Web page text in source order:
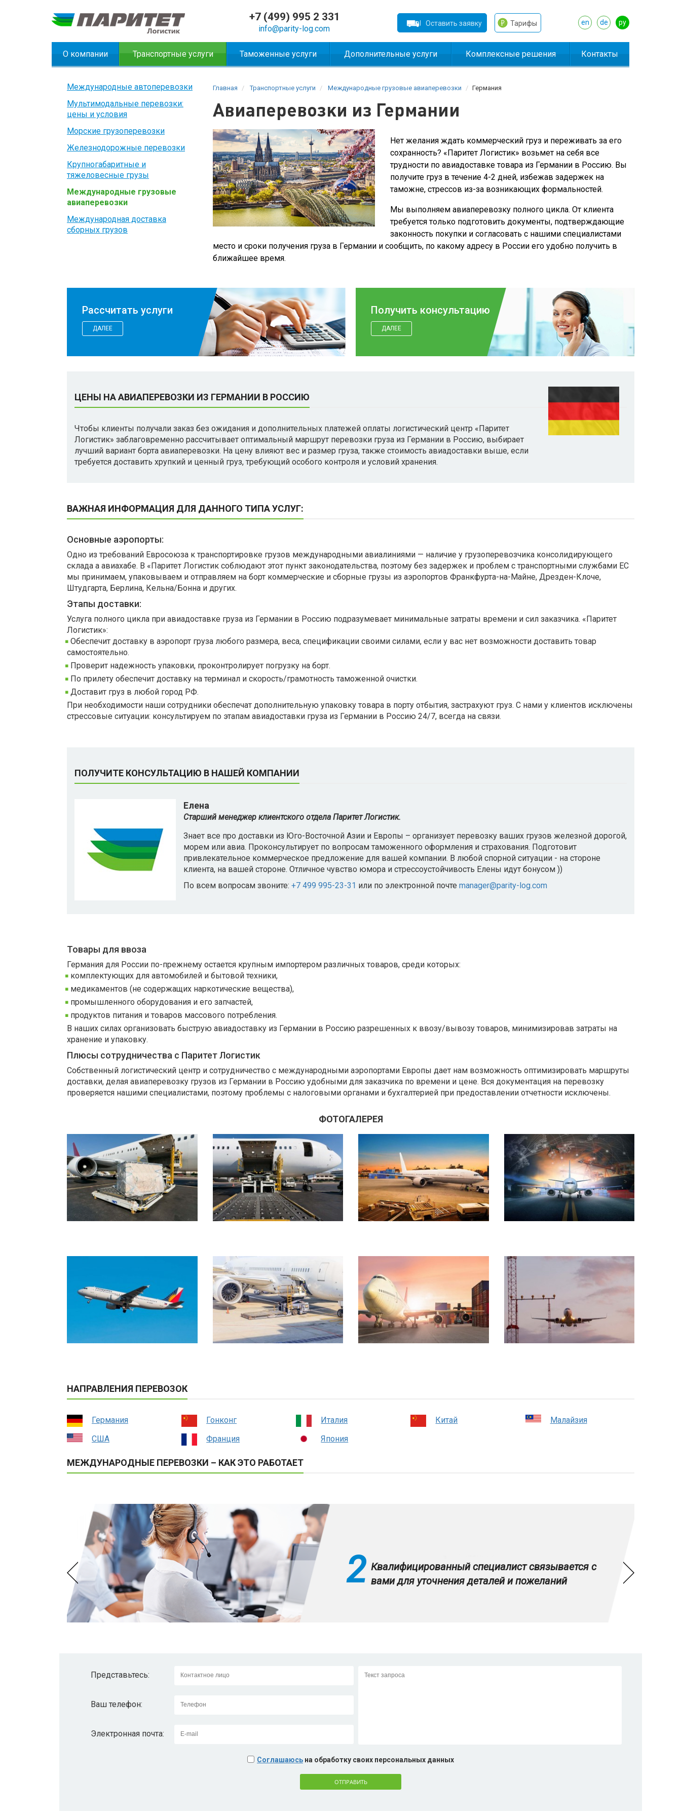
+7 (499) 995 2 331
info@parity-log.com
Оставить заявку Тарифы en de ру
О компании Транспортные услуги Таможенные услуги Дополнительные услуги Комплексные решения Контакты
Международные автоперевозки
Мультимодальные перевозки:
цены и условия
Морские грузоперевозки
Железнодорожные перевозки
Крупногабаритные и
тяжеловесные грузы
Международные грузовые
авиаперевозки
Международная доставка
сборных грузов
Главная Транспортные услуги Международные грузовые авиаперевозки Германия
Авиаперевозки из Германии
Нет желания ждать коммерческий груз и переживать за его
сохранность? «Паритет Логистик» возьмет на себя все
трудности по авиадоставке товара из Германии в Россию. Вы
получите груз в течение 4-2 дней, избежав задержек на
таможне, стрессов из-за возникающих формальностей.
Мы выполняем авиаперевозку полного цикла. От клиента
требуется только подготовить документы, подтверждающие
законность покупки и согласовать с нашими специалистами
место и сроки получения груза в Германии и сообщить, по какому адресу в России его удобно получить в
ближайшее время.
Рассчитать услуги
ДАЛЕЕ
Получить консультацию
ДАЛЕЕ
ЦЕНЫ НА АВИАПЕРЕВОЗКИ ИЗ ГЕРМАНИИ В РОССИЮ
Чтобы клиенты получали заказ без ожидания и дополнительных платежей оплаты логистический центр «Паритет
Логистик» заблаговременно рассчитывает оптимальный маршрут перевозки груза из Германии в Россию, выбирает
лучший вариант борта авиаперевозки. На цену влияют вес и размер груза, также стоимость авиадоставки выше, если
требуется доставить хрупкий и ценный груз, требующий особого контроля и условий хранения.
ВАЖНАЯ ИНФОРМАЦИЯ ДЛЯ ДАННОГО ТИПА УСЛУГ:
Основные аэропорты:
Одно из требований Евросоюза к транспортировке грузов международными авиалиниями — наличие у грузоперевозчика консолидирующего
склада а авиахабе. В «Паритет Логистик соблюдают этот пункт законодательства, поэтому без задержек и проблем с транспортными службами ЕС
мы принимаем, упаковываем и отправляем на борт коммерческие и сборные грузы из аэропортов Франкфурта-на-Майне, Дрезден-Клоче,
Штудгарта, Берлина, Кельна/Бонна и других.
Этапы доставки:
Услуга полного цикла при авиадоставке груза из Германии в Россию подразумевает минимальные затраты времени и сил заказчика. «Паритет
Логистик»:
Обеспечит доставку в аэропорт груза любого размера, веса, спецификации своими силами, если у вас нет возможности доставить товар
самостоятельно.
Проверит надежность упаковки, проконтролирует погрузку на борт.
По прилету обеспечит доставку на терминал и скорость/грамотность таможенной очистки.
Доставит груз в любой город РФ.
При необходимости наши сотрудники обеспечат дополнительную упаковку товара в порту отбытия, застрахуют груз. С нами у клиентов исключены
стрессовые ситуации: консультируем по этапам авиадоставки груза из Германии в Россию 24/7, всегда на связи.
ПОЛУЧИТЕ КОНСУЛЬТАЦИЮ В НАШЕЙ КОМПАНИИ
Елена
Старший менеджер клиентского отдела Паритет Логистик.
Знает все про доставки из Юго-Восточной Азии и Европы – организует перевозку ваших грузов железной дорогой,
морем или авиа. Проконсультирует по вопросам таможенного оформления и страхования. Подготовит
привлекательное коммерческое предложение для вашей компании. В любой спорной ситуации - на стороне
клиента, на вашей стороне. Отличное чувство юмора и стрессоустойчивость Елены идут бонусом ))
По всем вопросам звоните: +7 499 995-23-31 или по электронной почте manager@parity-log.com
Товары для ввоза
Германия для России по-прежнему остается крупным импортером различных товаров, среди которых:
комплектующих для автомобилей и бытовой техники,
медикаментов (не содержащих наркотические вещества),
промышленного оборудования и его запчастей,
продуктов питания и товаров массового потребления.
В наших силах организовать быструю авиадоставку из Германии в Россию разрешенных к ввозу/вывозу товаров, минимизировав затраты на
хранение и упаковку.
Плюсы сотрудничества с Паритет Логистик
Собственный логистический центр и сотрудничество с международными аэропортами Европы дает нам возможность оптимизировать маршруты
доставки, делая авиаперевозку грузов из Германии в Россию удобными для заказчика по времени и цене. Вся документация на перевозку
проверяется нашими специалистами, поэтому проблемы с налоговыми органами и бухгалтерией при предоставлении отчетности исключены.
ФОТОГАЛЕРЕЯ
НАПРАВЛЕНИЯ ПЕРЕВОЗОК
Германия Гонконг Италия Китай
Малайзия
США
Франция Япония
МЕЖДУНАРОДНЫЕ ПЕРЕВОЗКИ – КАК ЭТО РАБОТАЕТ
2 Квалифицированный специалист связывается с
вами для уточнения деталей и пожеланий
Представьтесь:
Ваш телефон:
Электронная почта:
Соглашаюсь на обработку своих персональных данных
ОТПРАВИТЬ